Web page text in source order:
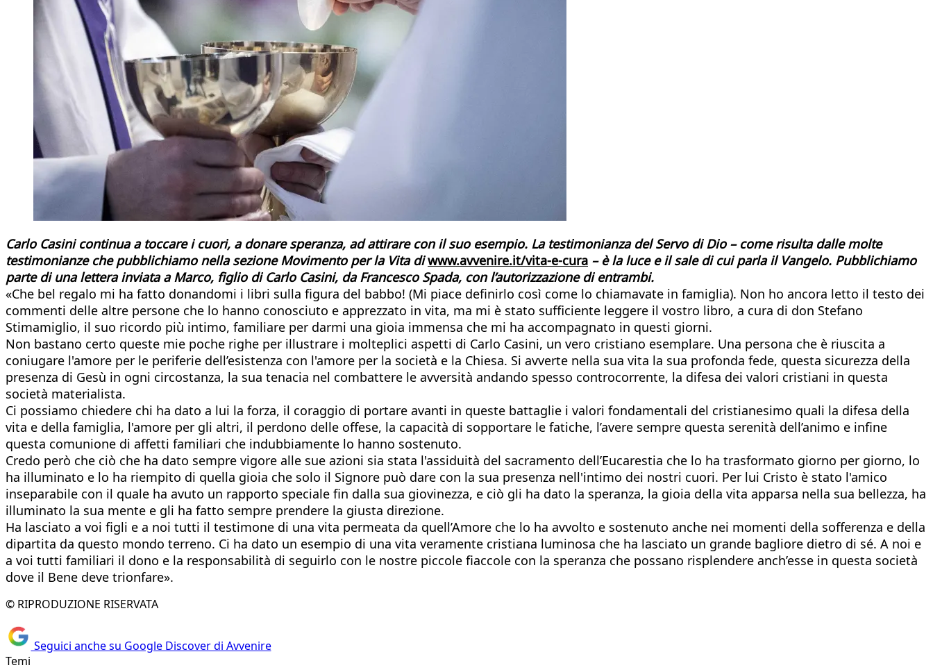
Carlo Casini continua a toccare i cuori, a donare speranza, ad attirare con il suo esempio. La testimonianza del Servo di Dio – come risulta dalle molte
testimonianze che pubblichiamo nella sezione Movimento per la Vita diwww.avvenire.it/vita-e-cura – è la luce e il sale di cui parla il Vangelo. Pubblichiamo
parte di una lettera inviata a Marco, figlio di Carlo Casini, da Francesco Spada, con l’autorizzazione di entrambi.
«Che bel regalo mi ha fatto donandomi i libri sulla figura del babbo! (Mi piace definirlo così come lo chiamavate in famiglia). Non ho ancora letto il testo dei
commenti delle altre persone che lo hanno conosciuto e apprezzato in vita, ma mi è stato sufficiente leggere il vostro libro, a cura di don Stefano
Stimamiglio, il suo ricordo più intimo, familiare per darmi una gioia immensa che mi ha accompagnato in questi giorni.
Non bastano certo queste mie poche righe per illustrare i molteplici aspetti di Carlo Casini, un vero cristiano esemplare. Una persona che è riuscita a
coniugare l'amore per le periferie dell’esistenza con l'amore per la società e la Chiesa. Si avverte nella sua vita la sua profonda fede, questa sicurezza della
presenza di Gesù in ogni circostanza, la sua tenacia nel combattere le avversità andando spesso controcorrente, la difesa dei valori cristiani in questa
società materialista.
Ci possiamo chiedere chi ha dato a lui la forza, il coraggio di portare avanti in queste battaglie i valori fondamentali del cristianesimo quali la difesa della
vita e della famiglia, l'amore per gli altri, il perdono delle offese, la capacità di sopportare le fatiche, l’avere sempre questa serenità dell’animo e infine
questa comunione di affetti familiari che indubbiamente lo hanno sostenuto.
Credo però che ciò che ha dato sempre vigore alle sue azioni sia stata l'assiduità del sacramento dell’Eucarestia che lo ha trasformato giorno per giorno, lo
ha illuminato e lo ha riempito di quella gioia che solo il Signore può dare con la sua presenza nell'intimo dei nostri cuori. Per lui Cristo è stato l'amico
inseparabile con il quale ha avuto un rapporto speciale fin dalla sua giovinezza, e ciò gli ha dato la speranza, la gioia della vita apparsa nella sua bellezza, ha
illuminato la sua mente e gli ha fatto sempre prendere la giusta direzione.
Ha lasciato a voi figli e a noi tutti il testimone di una vita permeata da quell’Amore che lo ha avvolto e sostenuto anche nei momenti della sofferenza e della
dipartita da questo mondo terreno. Ci ha dato un esempio di una vita veramente cristiana luminosa che ha lasciato un grande bagliore dietro di sé. A noi e
a voi tutti familiari il dono e la responsabilità di seguirlo con le nostre piccole fiaccole con la speranza che possano risplendere anch’esse in questa società
dove il Bene deve trionfare».
© RIPRODUZIONE RISERVATA
Seguici anche su Google Discover di Avvenire
Temi